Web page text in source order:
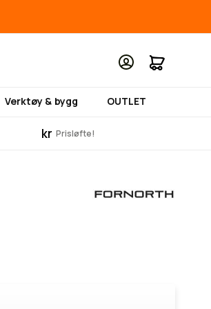
Min
Verktøy & bygg OUTLET
kr Prisløfte!